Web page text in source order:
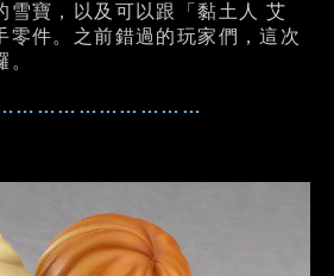
雪寶，以及可以跟「黏土人 艾
零件。之前錯過的玩家們，這次